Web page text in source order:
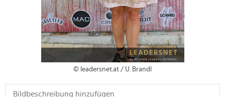
© leadersnet.at / U. Brandl